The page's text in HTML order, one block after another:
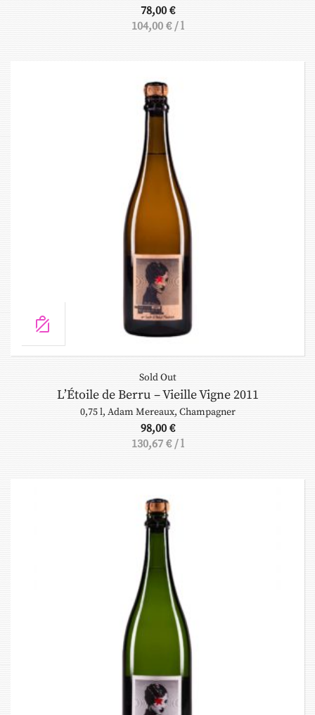
78,00 €
104,00 €/l
Sold Out
L’Étoile de Berru – Vieille Vigne 2011
0,75 l, Adam Mereaux, Champagner
98,00 €
130,67 €/l